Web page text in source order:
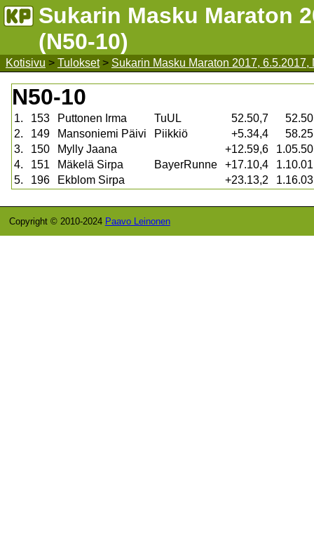
Sukarin Masku Maraton
(N50-10)
Kotisivu > Tulokset> Sukarin Masku Maraton 2017, 6.5.2017,
N50-10
1. 153 Puttonen Irma TuUL 52.50,7
2.
149 Mansoniemi Päivi Piikkiö +5.34,4
3.
150 Mylly Jaana +12.59,6
4.
151 Mäkelä Sirpa BayerRunne +17.10,4
5.
196 Ekblom Sirpa +23.13,2
Copyright © 2010-2024 Paavo Leinonen